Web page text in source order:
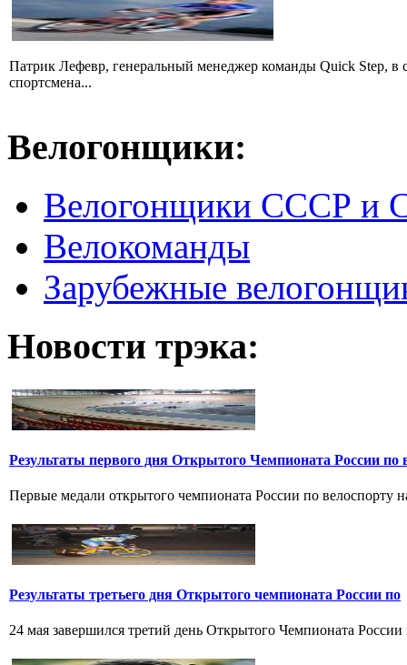
Патрик Лефевр, генеральный менеджер команды Quick Step, в
спортсмена...
Велогонщики:
Велогонщики СССР и
Велокоманды
Зарубежные
Новости трэка:
Результаты первого дня Открытого Чемпионата России по
Первые медали открытого чемпионата России по велоспорту
Результаты третьего дня Открытого чемпионата России по
24 мая завершился третий день Открытого Чемпионата